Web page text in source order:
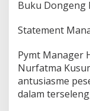
Buku Dongeng
Statement
Pymt Manager
Nurfatma
antusiasme
dalam